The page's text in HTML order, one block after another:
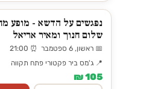
נפגשים על הדשא - מופע
שלום חנוך ומאיר אריאל
📅 ראשון, 6 ספטמבר ⏰ 21:00
📍 ג'מס ביר פקטורי פתח תקווה
105 ₪